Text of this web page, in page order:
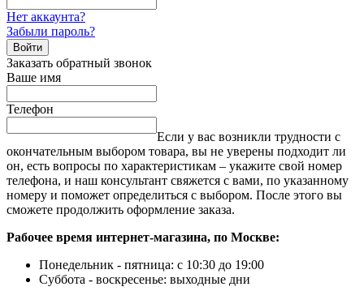
Нет аккаунта?
Забыли пароль?
Войти
Заказать обратный звонок
Ваше имя
Телефон
Если у вас возникли трудности с
окончательным выбором товара, вы не уверены подходит ли
он, есть вопросы по характеристикам – укажите свой номер
телефона, и наш консультант свяжется с вами, по указанному
номеру и поможет определиться с выбором. После этого вы
сможете продолжить оформление заказа.
Рабочее время интернет-магазина, по Москве:
Понедельник - пятница: с 10:30 до 19:00
Суббота - воскресенье: выходные дни